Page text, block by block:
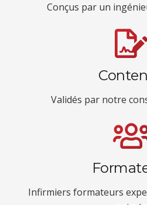
Conçus par un
Validés par notre
Infirmiers formateurs